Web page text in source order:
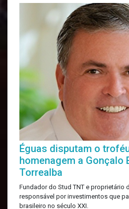
Éguas disputam o
homenagem a Gonçalo
Torrealba
Fundador do Stud TNT e proprietário
responsável por investimentos que
brasileiro no século XXI.